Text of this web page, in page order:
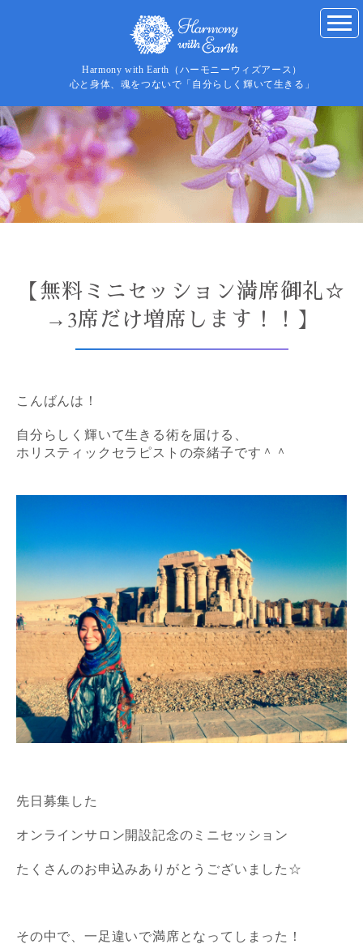
Harmony with Earth（ハーモニーウィズアース）
心と身体、魂をつないで「自分らしく輝いて生きる」
【無料ミニセッション満席御礼☆
→3席だけ増席します！！】
こんばんは！
自分らしく輝いて生きる術を届ける、
ホリスティックセラピストの奈緒子です＾＾
先日募集した
オンラインサロン開設記念のミニセッション
たくさんのお申込みありがとうございました☆
その中で、一足違いで満席となってしまった！